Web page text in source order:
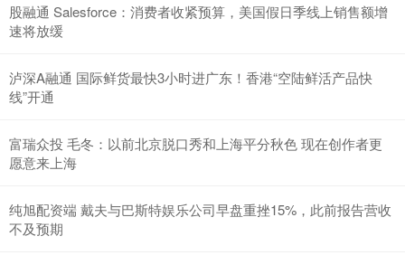
股融通 Salesforce：消费者收紧预算，美国假日季线上销售额增
速将放缓
泸深A融通 国际鲜货最快3小时进广东！香港“空陆鲜活产品快
线”开通
富瑞众投 毛冬：以前北京脱口秀和上海平分秋色 现在创作者更
愿意来上海
纯旭配资端 戴夫与巴斯特娱乐公司早盘重挫15%，此前报告营收
不及预期